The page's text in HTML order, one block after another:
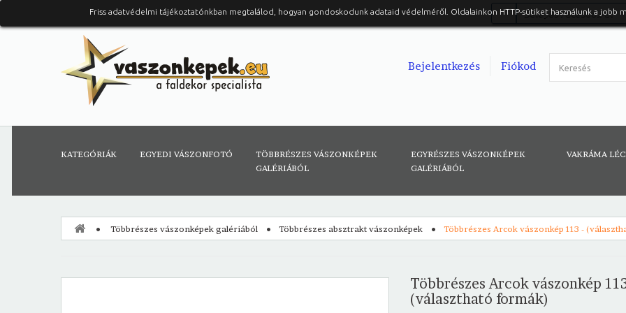
Belépés Facebook-al
Fiókod
Bejelentkezés
KATEGÓRIÁK EGYEDI VÁSZONFOTÓ
TÖBBRÉSZES VÁSZONKÉPEK
GALÉRIÁBÓL
EGYRÉSZES VÁSZONKÉPEK
GALÉRIÁBÓL
VAKRÁMA
Friss adatvédelmi tájékoztatónkban megtalálod, hogyan gondoskodunk adataid védelméről. Oldalainkon HTTP-sütiket használunk a jobb
Többrészes vászonképek galériából Többrészes absztrakt vászonképek Többrészes Arcok vászonkép 113 -
Többrészes Arcok vászonkép
(választható formák)